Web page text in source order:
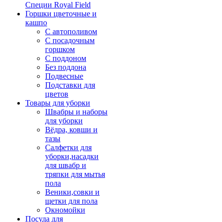
Специи Royal Field
Горшки цветочные и
кашпо
С автополивом
С посадочным
горшком
С поддоном
Без поддона
Подвесные
Подставки для
цветов
Товары для уборки
Швабры и наборы
для уборки
Вёдра, ковши и
тазы
Салфетки для
уборки,насадки
для швабр и
тряпки для мытья
пола
Веники,совки и
щетки для пола
Окномойки
Посуда для